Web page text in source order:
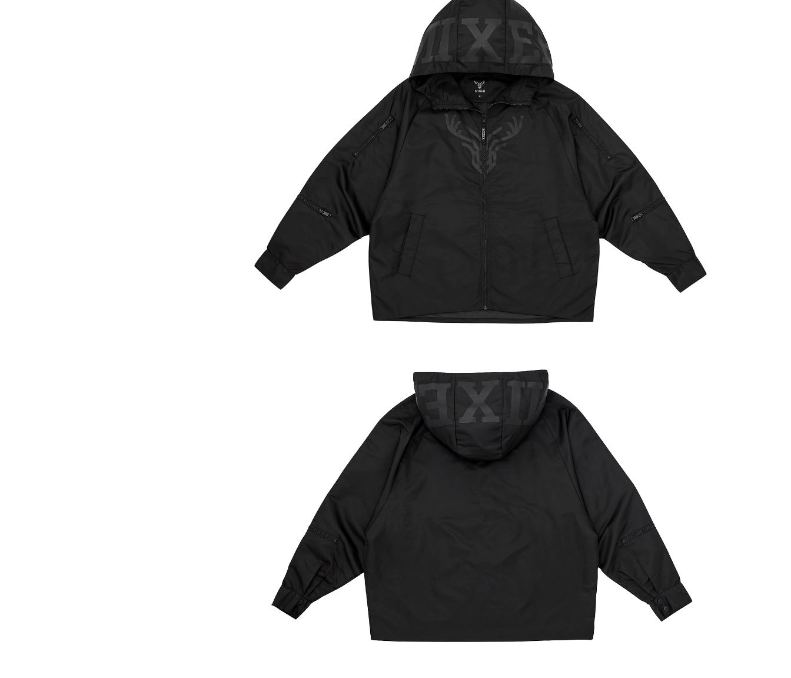
NT$65/pesanan | Penghantaran percuma untuk pesanan
NT$1,000 atau lebih
付款後全家取貨
NT$65/pesanan | Penghantaran percuma untuk pesanan
NT$1,000 atau lebih
7-11取貨付款
NT$65/pesanan | Penghantaran percuma untuk pesanan
NT$1,000 atau lebih
付款後7-11取貨
NT$65/pesanan | Penghantaran percuma untuk pesanan
NT$85/pesanan | Penghantaran percuma untuk pesanan
Kadar Penghantaran